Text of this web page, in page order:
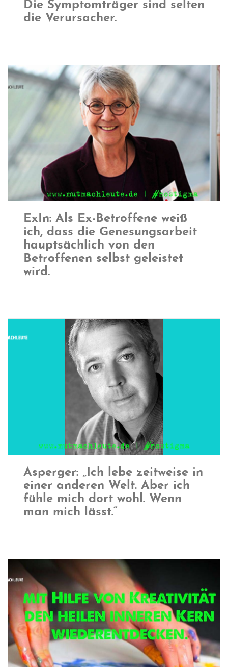
Die Symptomträger sind selten
die Verursacher.
ExIn: Als Ex-Betroffene weiß
ich, dass die Genesungsarbeit
hauptsächlich von den
Betroffenen selbst geleistet
wird.
Asperger: „Ich lebe zeitweise in
einer anderen Welt. Aber ich
fühle mich dort wohl. Wenn
man mich lässt.“